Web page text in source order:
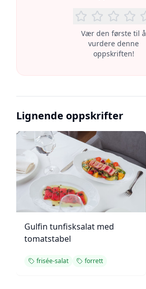
Vær den første til å
vurdere denne
oppskriften!
Lignende oppskrifter
Gulfin tunfisksalat med
tomatstabel
frisée-salat forrett